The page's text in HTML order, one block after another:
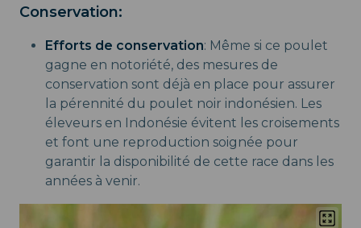
Conservation:
Efforts de conservation: Même si ce poulet
gagne en notoriété, des mesures de
conservation sont déjà en place pour assurer
la pérennité du poulet noir indonésien. Les
éleveurs en Indonésie évitent les croisements
et font une reproduction soignée pour
garantir la disponibilité de cette race dans les
années à venir.